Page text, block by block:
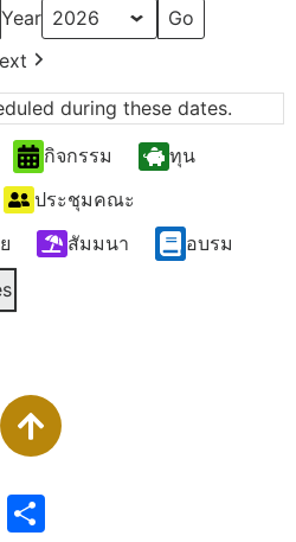
Year
during these dates.
กิจกรรม
ทุน
ประชุมคณะ
สัมมนา
อบรม
Email